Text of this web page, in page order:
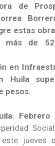
de
estas
más de
en
Huila
pesos.
jueves